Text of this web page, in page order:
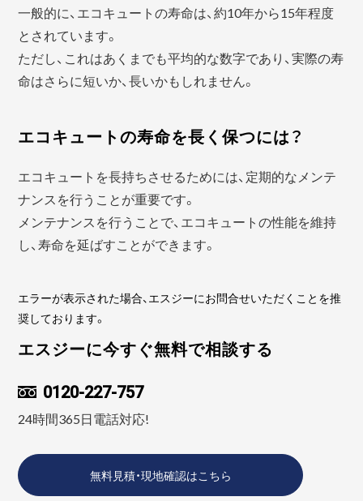
一般的に、エコキュートの寿命は、約10年から15年程度
とされています。
ただし、これはあくまでも平均的な数字であり、実際の寿
命はさらに短いか、長いかもしれません。
エコキュートの寿命を長く保つには？
エコキュートを長持ちさせるためには、定期的なメンテ
ナンスを行うことが重要です。
メンテナンスを行うことで、エコキュートの性能を維持
し、寿命を延ばすことができます。
エラーが表示された場合、エスジーにお問合せいただくことを推
奨しております。
エスジーに今すぐ無料で相談する
0120-227-757
24時間365日電話対応!
無料見積・現地確認はこちら